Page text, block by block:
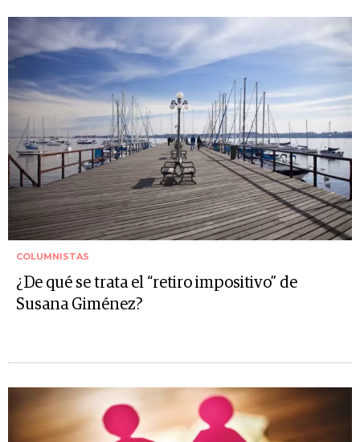
COLUMNISTAS
¿De qué se trata el “retiro impositivo” de
Susana Giménez?